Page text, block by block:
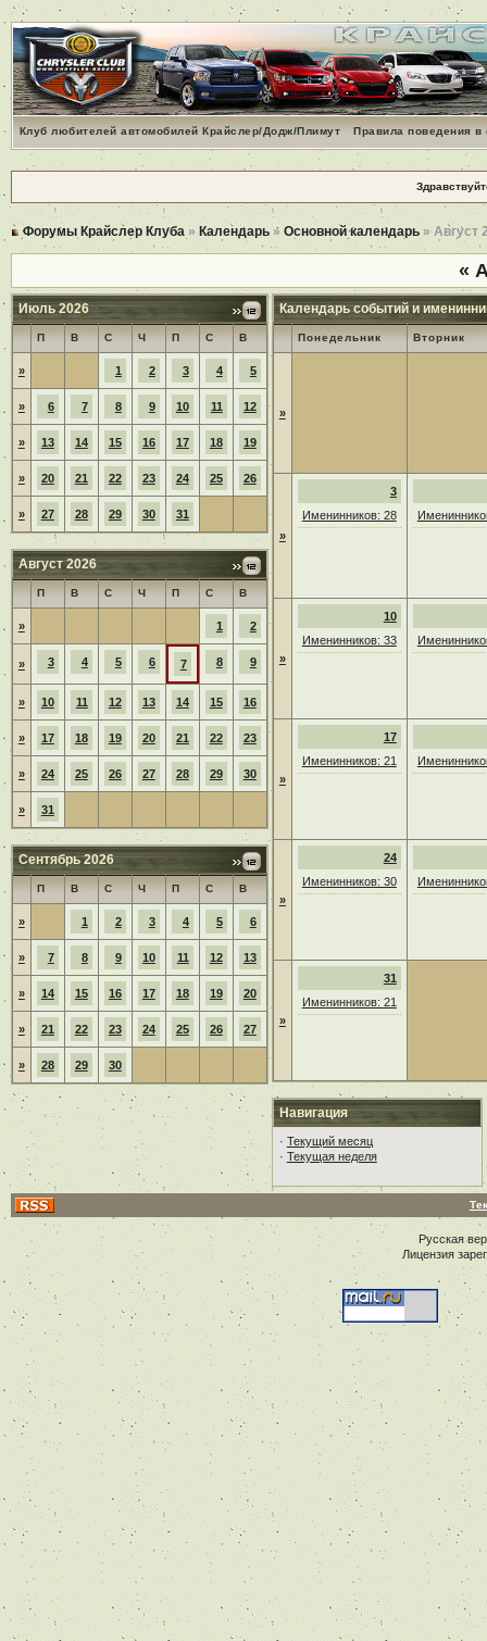
Клуб любителей автомобилей Крайслер/Додж/Плимут Правила поведения
Форумы Крайслер Клуба » Календарь» Основной календарь» Август
«
Июль 2026
П В С Ч П С В
» 1 2 3 4 5
» 6 7 8 9 10 11 12
» 13 14 15 16 17 18 19
» 20 21 22 23 24 25 26
» 27 28 29 30 31
Август 2026
П В С Ч П С В
» 1 2
» 3 4 5 6 7 8 9
» 10 11 12 13 14 15 16
» 17 18 19 20 21 22 23
» 24 25 26 27 28 29 30
» 31
Сентябрь 2026
П В С Ч П С В
» 1 2 3 4 5 6
» 7 8 9 10 11 12 13
» 14 15 16 17 18 19 20
» 21 22 23 24 25 26 27
» 28 29 30
Календарь событий и
Понедельник Вторник
»
»
3
Именинников: 28
»
10
Именинников: 33
»
17
Именинников: 21
»
24
Именинников: 30
»
31
Именинников: 21
Навигация
· Текущий месяц
· Текущая неделя
Русская
Лицензия